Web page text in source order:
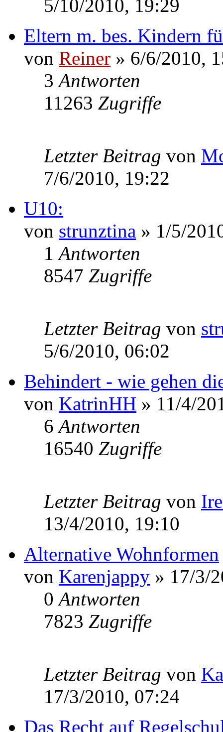
5/10/2010, 19:29
Eltern m. bes. Kindern
von Reiner » 6/6/2010,
3Antworten
11263 Zugriffe
Letzter Beitrag von
7/6/2010, 19:22
U10:
von strunztina » 1/5/
1Antworten
8547 Zugriffe
Letzter Beitrag von
5/6/2010, 06:02
Behindert - wie gehen
von KatrinHH » 11/4/
6Antworten
16540 Zugriffe
Letzter Beitrag von
13/4/2010, 19:10
Alternative Wohnformen
von Karenjappy » 17/3/
0Antworten
7823 Zugriffe
Letzter Beitrag von
17/3/2010, 07:24
Das Recht auf